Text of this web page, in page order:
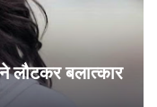
लौटकर बलात्कार